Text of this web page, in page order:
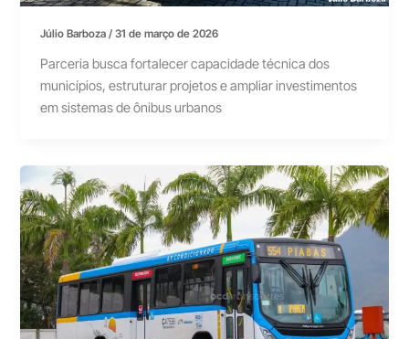
Júlio Barboza/31 de março de 2026
Parceria busca fortalecer capacidade técnica dos
municípios, estruturar projetos e ampliar investimentos
em sistemas de ônibus urbanos